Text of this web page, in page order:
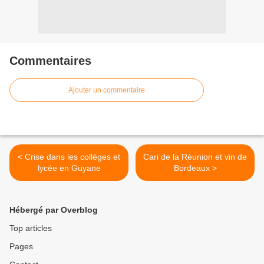
Commentaires
Ajouter un commentaire
< Crise dans les collèges et
lycée en Guyane
Cari de la Réunion et vin de
Bordeaux >
Hébergé par Overblog
Top articles
Pages